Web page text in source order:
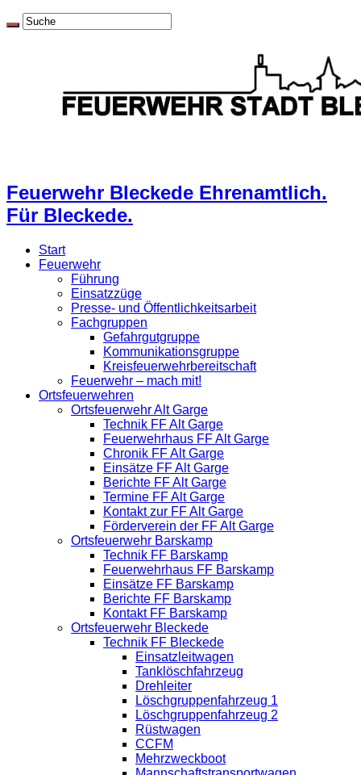
Feuerwehr Bleckede Ehrenamtlich.
Für Bleckede.
Start
Feuerwehr
Führung
Einsatzzüge
Presse- und Öffentlichkeitsarbeit
Fachgruppen
Gefahrgutgruppe
Kommunikationsgruppe
Kreisfeuerwehrbereitschaft
Feuerwehr – mach mit!
Ortsfeuerwehren
Ortsfeuerwehr Alt Garge
Technik FF Alt Garge
Feuerwehrhaus FF Alt Garge
Chronik FF Alt Garge
Einsätze FF Alt Garge
Berichte FF Alt Garge
Termine FF Alt Garge
Kontakt zur FF Alt Garge
Förderverein der FF Alt Garge
Ortsfeuerwehr Barskamp
Technik FF Barskamp
Feuerwehrhaus FF Barskamp
Einsätze FF Barskamp
Berichte FF Barskamp
Kontakt FF Barskamp
Ortsfeuerwehr Bleckede
Technik FF Bleckede
Einsatzleitwagen
Tanklöschfahrzeug
Drehleiter
Löschgruppenfahrzeug 1
Löschgruppenfahrzeug 2
Rüstwagen
CCFM
Mehrzweckboot